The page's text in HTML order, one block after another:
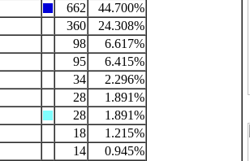
662
44.700%
360
24.308%
98
6.617%
95
6.415%
34
2.296%
28
1.891%
28
1.891%
18
1.215%
14
0.945%